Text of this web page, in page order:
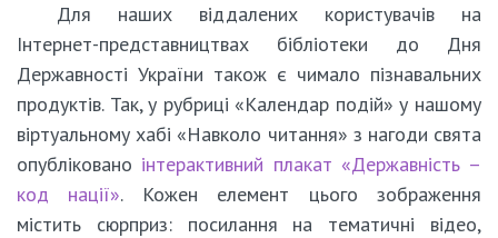
Для наших віддалених користувачів на
Інтернет-представництвах бібліотеки до Дня
Державності України також є чимало пізнавальних
продуктів. Так, у рубриці «Календар подій» у нашому
віртуальному хабі «Навколо читання» з нагоди свята
опубліковано інтерактивний плакат «Державність –
код нації». Кожен елемент цього зображення
містить сюрприз: посилання на тематичні відео,